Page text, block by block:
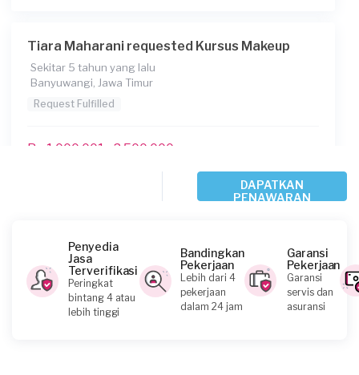
Tiara Maharani requested Kursus Makeup
Sekitar 5 tahun yang lalu
Banyuwangi, Jawa Timur
Request Fulfilled
Rp 1.000.001 - 2.500.000
Halimah requested Kursus Makeup
Sumenep, Jawa Timur
Request Fulfilled
Kurang dari Rp 1.000.000
DAPATKAN
PENAWARAN
Penyedia
Jasa
Terverifikasi
Peringkat
bintang 4 atau
lebih tinggi
Bandingkan
Pekerjaan
Lebih dari 4
pekerjaan
dalam 24 jam
Garansi
Pekerjaan
Garansi
servis dan
asuransi